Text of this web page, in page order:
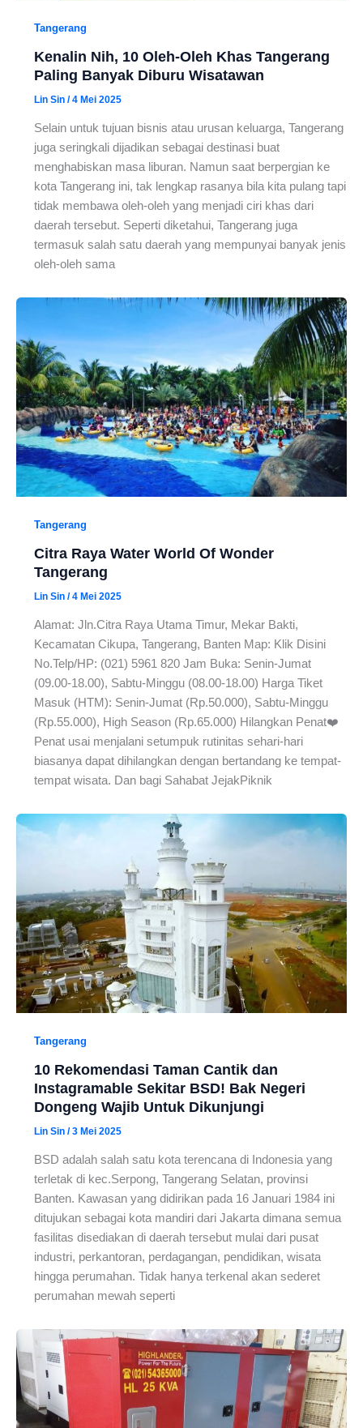
Tangerang
Kenalin Nih, 10 Oleh-Oleh Khas Tangerang
Paling Banyak Diburu Wisatawan
Lin Sin /4 Mei 2025
Selain untuk tujuan bisnis atau urusan keluarga, Tangerang
juga seringkali dijadikan sebagai destinasi buat
menghabiskan masa liburan. Namun saat berpergian ke
kota Tangerang ini, tak lengkap rasanya bila kita pulang tapi
tidak membawa oleh-oleh yang menjadi ciri khas dari
daerah tersebut. Seperti diketahui, Tangerang juga
termasuk salah satu daerah yang mempunyai banyak jenis
oleh-oleh sama
Tangerang
Citra Raya Water World Of Wonder
Tangerang
Lin Sin /4 Mei 2025
Alamat: Jln.Citra Raya Utama Timur, Mekar Bakti,
Kecamatan Cikupa, Tangerang, Banten Map: Klik Disini
No.Telp/HP: (021) 5961 820 Jam Buka: Senin-Jumat
(09.00-18.00), Sabtu-Minggu (08.00-18.00) Harga Tiket
Masuk (HTM): Senin-Jumat (Rp.50.000), Sabtu-Minggu
(Rp.55.000), High Season (Rp.65.000) Hilangkan Penat❤️
Penat usai menjalani setumpuk rutinitas sehari-hari
biasanya dapat dihilangkan dengan bertandang ke tempat-
tempat wisata. Dan bagi Sahabat JejakPiknik
Tangerang
10 Rekomendasi Taman Cantik dan
Instagramable Sekitar BSD! Bak Negeri
Dongeng Wajib Untuk Dikunjungi
Lin Sin /3 Mei 2025
BSD adalah salah satu kota terencana di Indonesia yang
terletak di kec.Serpong, Tangerang Selatan, provinsi
Banten. Kawasan yang didirikan pada 16 Januari 1984 ini
ditujukan sebagai kota mandiri dari Jakarta dimana semua
fasilitas disediakan di daerah tersebut mulai dari pusat
industri, perkantoran, perdagangan, pendidikan, wisata
hingga perumahan. Tidak hanya terkenal akan sederet
perumahan mewah seperti